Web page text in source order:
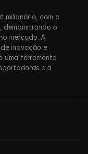
milionário, com a
demonstrando o
mercado. A
inovação e
uma ferramenta
e a